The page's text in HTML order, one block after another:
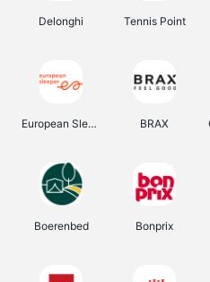
Delonghi Tennis Point
European Sleeper BRAX
Boerenbed Bonprix